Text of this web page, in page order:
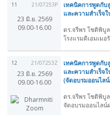
11 21/07253P
23 มิ.ย. 2569
09.00-16.00
เทคนิคการพูดกับ
และความสำเร็จ
ดร.จรีพร โชติพิบู
โรงแรมดิเอมเมอ
12 21/07253Z
23 มิ.ย. 2569
09.00-16.00
เทคนิคการพูดกับ
และความสำเร็จ
(จัดอบรมออนไล
ดร.จรีพร โชติพิบู
จัดอบรมออนไลน์